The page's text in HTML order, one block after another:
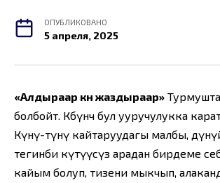
ОПУБЛИКОВАНО
5 апреля, 2025
«Алдыраар күнү жаздыраар»
болбойт. Көбүнчө бул ууручулукка
Күнү-түнү кайтаруудагы малбы,
тегинби күтүүсүз арадан бирдеме
кайым болуп, тизени мыкчып,